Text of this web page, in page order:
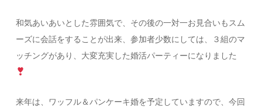
和気あいあいとした雰囲気で、その後の一対一お見合いもスム
ーズに会話をすることが出来、参加者少数にしては、３組のマ
ッチングがあり、大変充実した婚活パーティーになりました
来年は、ワッフル＆パンケーキ婚を予定していますので、今回